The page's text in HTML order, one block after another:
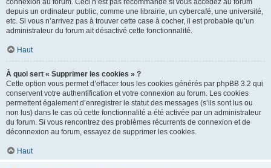
connexion au forum. Ceci n’est pas recommandé si vous accédez au forum
depuis un ordinateur public, comme une librairie, un cybercafé, une université,
etc. Si vous n’arrivez pas à trouver cette case à cocher, il est probable qu’un
administrateur du forum ait désactivé cette fonctionnalité.
Haut
À quoi sert « Supprimer les cookies » ?
Cette option vous permet d’effacer tous les cookies générés par phpBB 3.2 qui
conservent votre authentification et votre connexion au forum. Les cookies
permettent également d’enregistrer le statut des messages (s’ils sont lus ou
non lus) dans le cas où cette fonctionnalité a été activée par un administrateur
du forum. Si vous rencontrez des problèmes récurrents de connexion et de
déconnexion au forum, essayez de supprimer les cookies.
Haut